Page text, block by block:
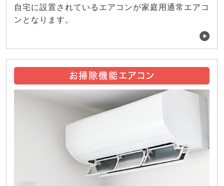
自宅に設置されているエアコンが家庭用通常エアコ
ンとなります。
お掃除機能エアコン